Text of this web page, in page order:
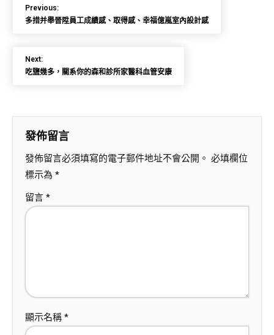
Previous:
多措并舉晉陞員工成績感、取得感、幸福億嵐室內設計感
Next:
吃鹽幾多，關系你的森和診所家醫科血管安康
發佈留言
發佈留言必須填寫的電子郵件地址不會公開。 必填欄位
標示為 *
留言 *
顯示名稱 *